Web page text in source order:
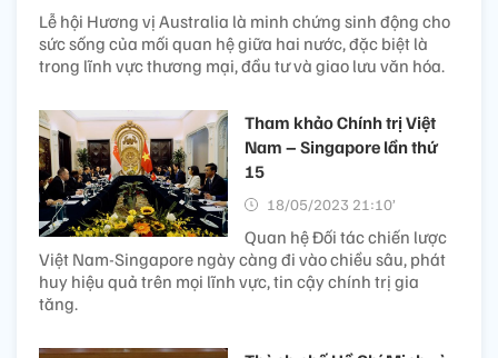
Lễ hội Hương vị Australia là minh chứng sinh động cho
sức sống của mối quan hệ giữa hai nước, đặc biệt là
trong lĩnh vực thương mại, đầu tư và giao lưu văn hóa.
Tham khảo Chính trị Việt
Nam – Singapore lần thứ
15
18/05/2023 21:10’
Quan hệ Đối tác chiến lược
Việt Nam-Singapore ngày càng đi vào chiều sâu, phát
huy hiệu quả trên mọi lĩnh vực, tin cậy chính trị gia
tăng.